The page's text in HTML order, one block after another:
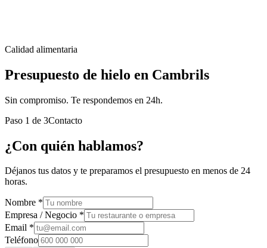
Calidad alimentaria
Presupuesto de hielo en Cambrils
Sin compromiso. Te respondemos en 24h.
Paso 1 de 3Contacto
¿Con quién hablamos?
Déjanos tus datos y te preparamos el presupuesto en menos de 24
horas.
Nombre *
Empresa / Negocio *
Email *
Teléfono